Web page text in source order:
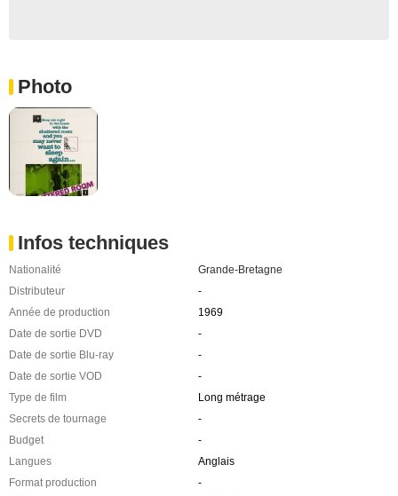
Photo
Infos techniques
Nationalité
Grande-Bretagne
Distributeur
-
Année de production
1969
Date de sortie DVD
-
Date de sortie Blu-ray
-
Date de sortie VOD
-
Type de film
Long métrage
Secrets de tournage
-
Budget
-
Langues
Anglais
Format production
-